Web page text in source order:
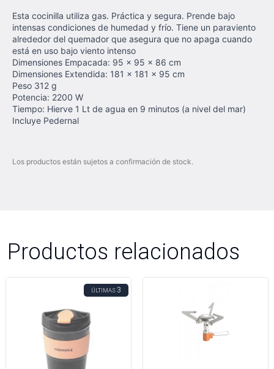
Esta cocinilla utiliza gas. Práctica y segura. Prende bajo
intensas condiciones de humedad y frío. Tiene un paraviento
alrededor del quemador que asegura que no apaga cuando
está en uso bajo viento intenso
Dimensiones Empacada: 95 x 95 x 86 cm
Dimensiones Extendida: 181 x 181 x 95 cm
Peso 312 g
Potencia: 2200 W
Tiempo: Hierve 1 Lt de agua en 9 minutos (a nivel del mar)
Incluye Pedernal
Los productos están sujetos a confirmación de stock.
Productos relacionados
ÚLTIMAS3